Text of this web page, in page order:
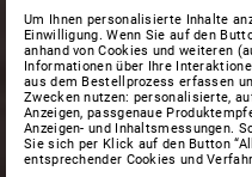
Um Ihnen personalisierte Inhalte
Einwilligung. Wenn Sie auf den
anhand von Cookies und weiteren
Informationen über Ihre
aus dem Bestellprozess erfassen
Zwecken nutzen: personalisierte,
Anzeigen, passgenaue
Anzeigen- und Inhaltsmessungen.
Sie sich per Klick auf den Button
entsprechender Cookies und